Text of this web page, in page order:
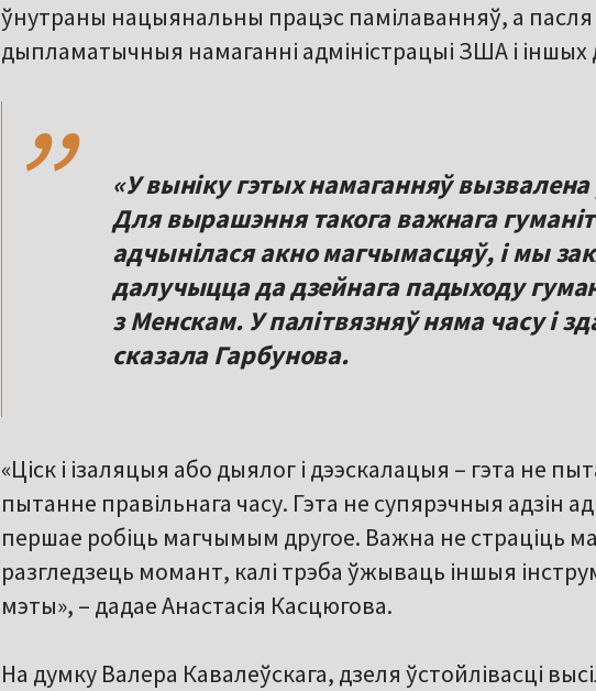
ўнутраны нацыянальны працэс памілаванняў, а пасля
дыпламатычныя намаганні адміністрацыі ЗША і іншых
,,
«У выніку гэтых намаганняў
Для вырашэння такога важнага
адчынілася акно магчымасцяў, і мы
далучыцца да дзейнага падыходу
з Менскам. У палітвязняў няма часу і
сказала Гарбунова.
«Ціск і ізаляцыя або дыялог і дээскалацыя – гэта не
пытанне правільнага часу. Гэта не супярэчныя адзін
першае робіць магчымым другое. Важна не страціць
разгледзець момант, калі трэба ўжываць іншыя
мэты», – дадае Анастасія Касцюгова.
На думку Валера Кавалеўскага, дзеля ўстойлівасці